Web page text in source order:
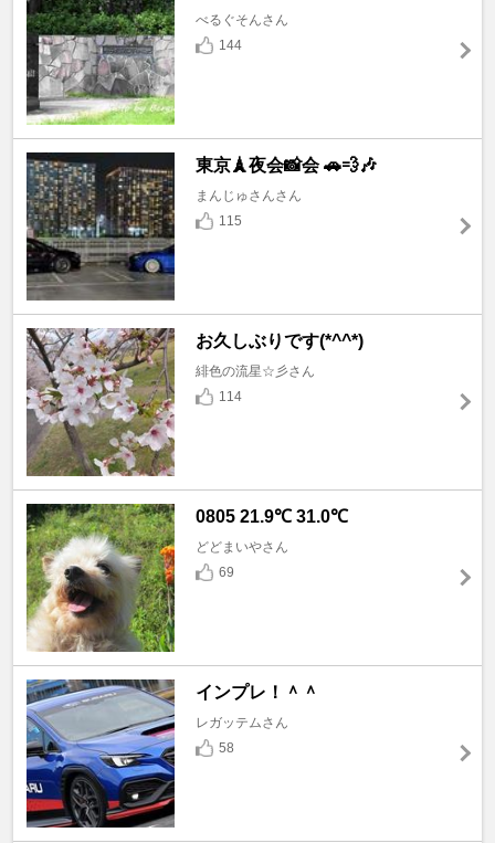
べるぐそんさん
144
東京🗼夜会📸会 🚗💨🎶
まんじゅさんさん
115
お久しぶりです(*^^*)
緋色の流星☆彡さん
114
0805 21.9℃ 31.0℃
どどまいやさん
69
インプレ！＾＾
レガッテムさん
58